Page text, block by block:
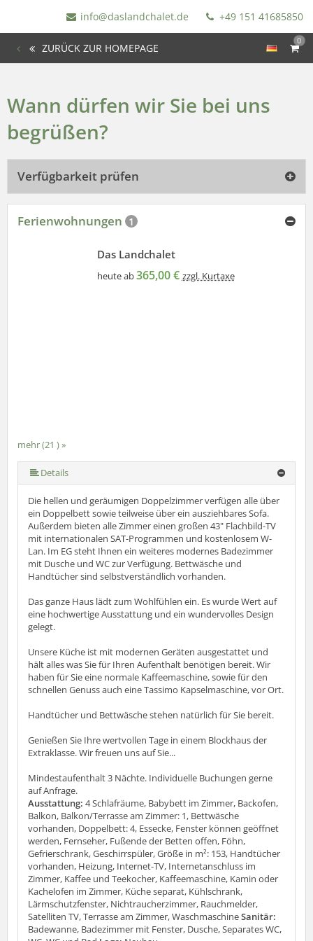
info@daslandchalet.de +49 151 41685850
0
ZURÜCK ZUR HOMEPAGE
Wann dürfen wir Sie bei uns
begrüßen?
Verfügbarkeit prüfen
Ferienwohnungen 1
mehr (21 ) »
mehr (21 ) »
mehr (21 ) »
mehr (21 ) »
mehr (21 ) »
mehr (21 ) »
mehr (21 ) »
mehr (21 ) »
mehr (21 ) »
mehr (21 ) »
mehr (21 ) »
mehr (21 ) »
mehr (21 ) »
mehr (21 ) »
mehr (21 ) »
mehr (21 ) »
mehr (21 ) »
mehr (21 ) »
Das Landchalet
heute ab365,00 € zzgl. Kurtaxe
Details
Die hellen und geräumigen Doppelzimmer verfügen alle über
ein Doppelbett sowie teilweise über ein ausziehbares Sofa.
Außerdem bieten alle Zimmer einen großen 43" Flachbild-TV
mit internationalen SAT-Programmen und kostenlosem W-
Lan. Im EG steht Ihnen ein weiteres modernes Badezimmer
mit Dusche und WC zur Verfügung. Bettwäsche und
Handtücher sind selbstverständlich vorhanden.
Das ganze Haus lädt zum Wohlfühlen ein. Es wurde Wert auf
eine hochwertige Ausstattung und ein wundervolles Design
gelegt.
Unsere Küche ist mit modernen Geräten ausgestattet und
hält alles was Sie für Ihren Aufenthalt benötigen bereit. Wir
haben für Sie eine normale Kaffeemaschine, sowie für den
schnellen Genuss auch eine Tassimo Kapselmaschine, vor Ort.
Handtücher und Bettwäsche stehen natürlich für Sie bereit.
Genießen Sie Ihre wertvollen Tage in einem Blockhaus der
Extraklasse. Wir freuen uns auf Sie...
Mindestaufenthalt 3 Nächte. Individuelle Buchungen gerne
auf Anfrage.
Ausstattung: 4 Schlafräume, Babybett im Zimmer, Backofen,
Balkon, Balkon/Terrasse am Zimmer: 1, Bettwäsche
vorhanden, Doppelbett: 4, Essecke, Fenster können geöffnet
werden, Fernseher, Fußende der Betten offen, Föhn,
Gefrierschrank, Geschirrspüler, Größe in m²: 153, Handtücher
vorhanden, Heizung, Internet-TV, Internetanschluss im
Zimmer, Kaffee und Teekocher, Kaffeemaschine, Kamin oder
Kachelofen im Zimmer, Küche separat, Kühlschrank,
Lärmschutzfenster, Nichtraucherzimmer, Rauchmelder,
Satelliten TV, Terrasse am Zimmer, WaschmaschineSanitär:
Badewanne, Badezimmer mit Fenster, Dusche, Separates WC,